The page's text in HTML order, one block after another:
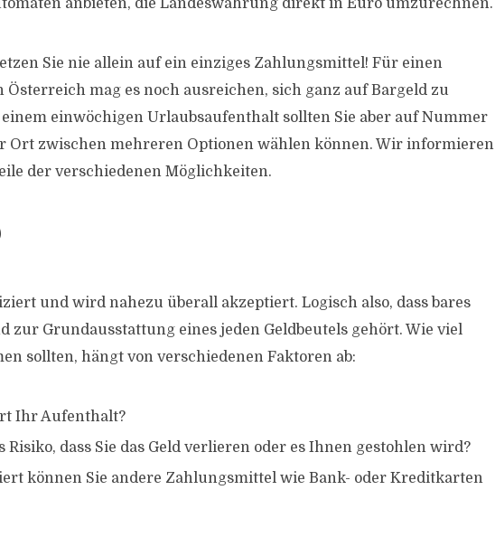
anbieten, die Landeswährung direkt in Euro umzurechnen.
Sie nie allein auf ein einziges Zahlungsmittel! Für einen
mag es noch ausreichen, sich ganz auf Bargeld zu
einem einwöchigen Urlaubsaufenthalt sollten Sie aber auf Nummer
Ort zwischen mehreren Optionen wählen können. Wir informieren
der verschiedenen Möglichkeiten.
und wird nahezu überall akzeptiert. Logisch also, dass bares
zur Grundausstattung eines jeden Geldbeutels gehört. Wie viel
sollten, hängt von verschiedenen Faktoren ab:
Ihr Aufenthalt?
Risiko, dass Sie das Geld verlieren oder es Ihnen gestohlen wird?
können Sie andere Zahlungsmittel wie Bank- oder Kreditkarten